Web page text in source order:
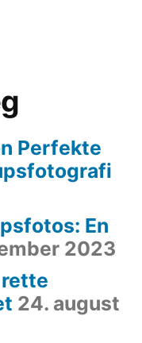
Perfekte
En
2023
24. august